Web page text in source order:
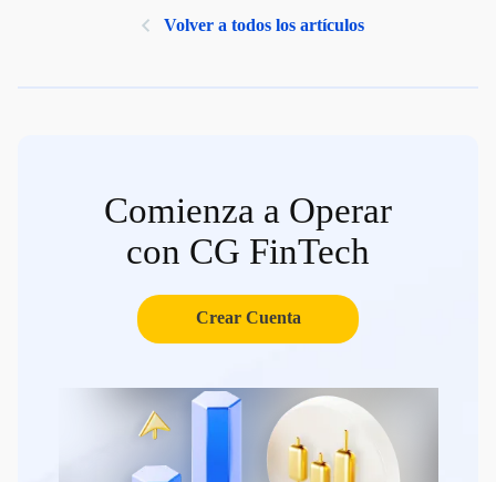
Volver a todos los artículos
Comienza a Operar
con CG FinTech
Crear Cuenta